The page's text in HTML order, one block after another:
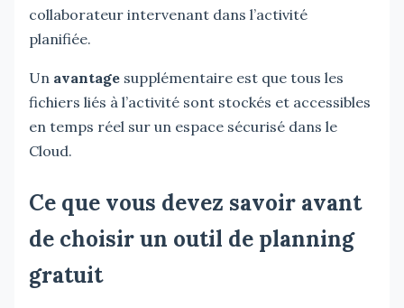
collaborateur intervenant dans l’activité
planifiée.
Un avantage supplémentaire est que tous les
fichiers liés à l’activité sont stockés et accessibles
en temps réel sur un espace sécurisé dans le
Cloud.
Ce que vous devez savoir avant
de choisir un outil de planning
gratuit